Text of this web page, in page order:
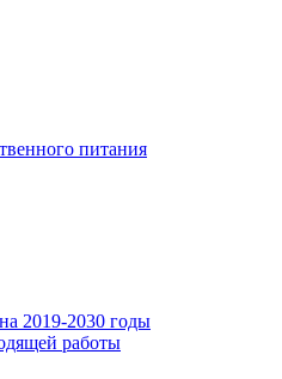
питания
2019-2030 годы
работы